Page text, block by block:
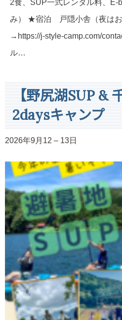
2食、SUP一式レンタル料、E-
み） ★宿泊 戸隠小舎（夜は
→https://j-style-camp.com/
ル…
【野尻湖SUP &
2daysキャンプ
2026年9月12 – 13日